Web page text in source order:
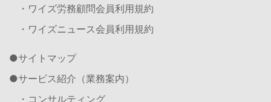
・ワイズ労務顧問会員利用規約
・ワイズニュース会員利用規約
サイトマップ
サービス紹介（業務案内）
・コンサルティング